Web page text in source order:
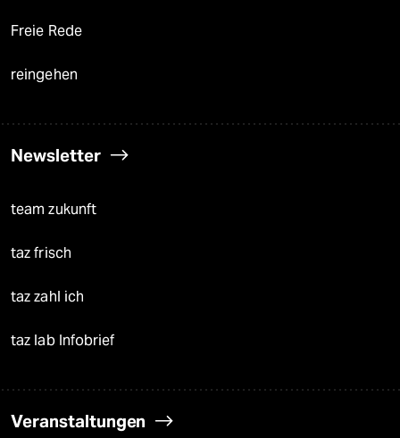
Freie Rede
reingehen
Newsletter
team zukunft
taz frisch
taz zahl ich
taz lab Infobrief
Veranstaltungen